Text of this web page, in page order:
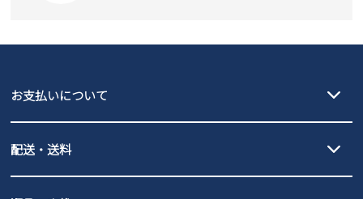
GAP
瞬足
お支払いについて
PayPay（オンライン決済）、代金引換のご利用が可能です。
配送・送料